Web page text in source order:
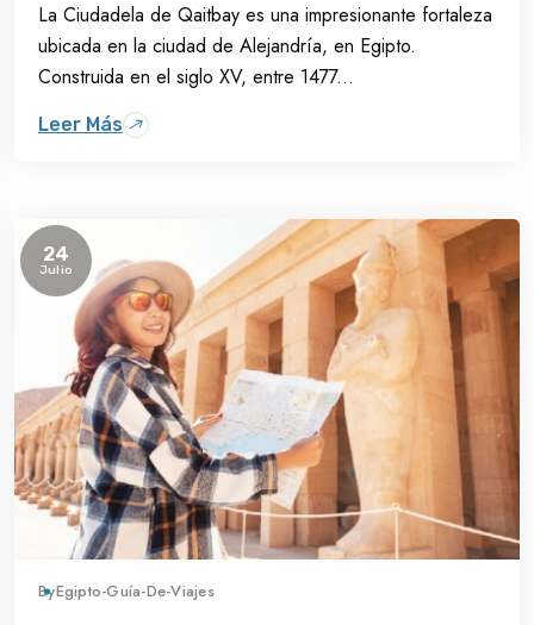
La Ciudadela de Qaitbay es una impresionante fortaleza
ubicada en la ciudad de Alejandría, en Egipto.
Construida en el siglo XV, entre 1477...
Leer Más
24
Julio
ByEgipto-Guía-De-Viajes